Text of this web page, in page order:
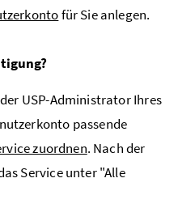
für Sie anlegen.
USP-Administrator Ihres
passende
zuordnen. Nach der
Service unter "Alle